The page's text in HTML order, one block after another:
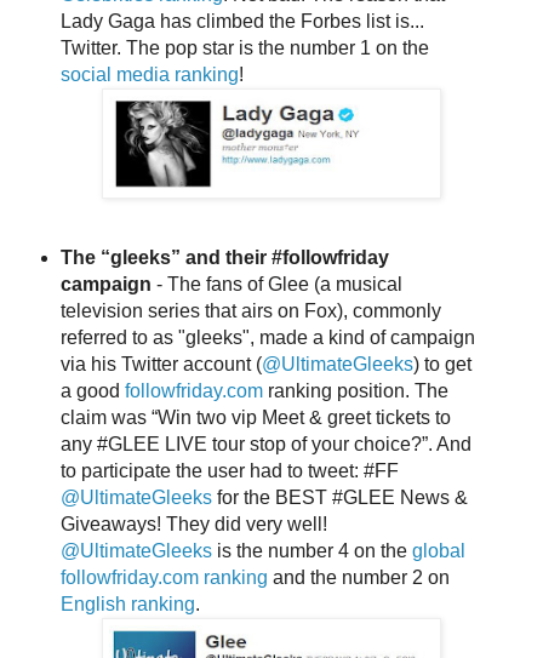
Lady Gaga has climbed the Forbes list is...
Twitter. The pop star is the number 1 on the
social media ranking!
The “gleeks” and their #followfriday
campaign - The fans of Glee (a musical
television series that airs on Fox), commonly
referred to as "gleeks", made a kind of campaign
via his Twitter account (@UltimateGleeks) to get
a good followfriday.com ranking position. The
claim was “Win two vip Meet & greet tickets to
any #GLEE LIVE tour stop of your choice?”. And
to participate the user had to tweet: #FF
@UltimateGleeksfor the BEST #GLEE News &
Giveaways! They did very well!
@UltimateGleeksis the number 4 on the global
followfriday.com ranking and the number 2 on
English ranking.